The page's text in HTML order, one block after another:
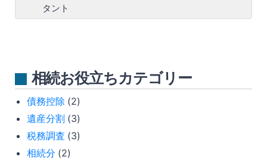
タント
相続お役立ちカテゴリー
債務控除 (2)
遺産分割 (3)
税務調査 (3)
相続分 (2)